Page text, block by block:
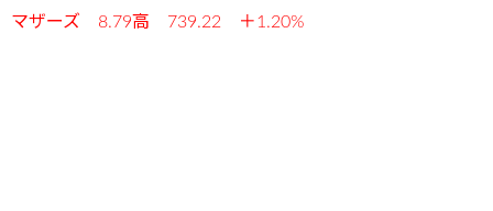
マザーズ 8.79高 739.22 ＋1.20%